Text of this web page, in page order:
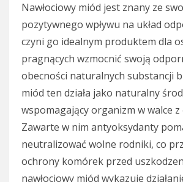
Nawłociowy miód jest znany ze
pozytywnego wpływu na układ
czyni go idealnym produktem dla
pragnących wzmocnić swoją
obecności naturalnych substancji
miód ten działa jako naturalny
wspomagający organizm w walce
Zawarte w nim antyoksydanty
neutralizować wolne rodniki, co
ochrony komórek przed
nawłociowy miód wykazuje